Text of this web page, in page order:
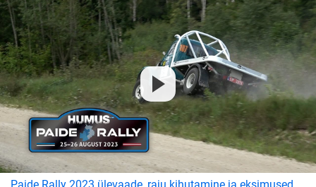
Paide Rally 2023 ülevaade, raju kihutamine ja eksimused,